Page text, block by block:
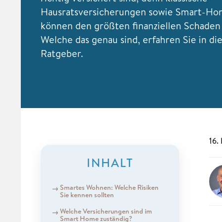
Hausratsversicherungen sowie Smart-
können den größten finanziellen
Welche das genau sind, erfahren Sie in
Ratgeber.
INHALT
Smartes Wohnen: Welche Risiken
Sie kennen sollten
Welche Versicherungen sind im
Smart Home zuständig?
16.